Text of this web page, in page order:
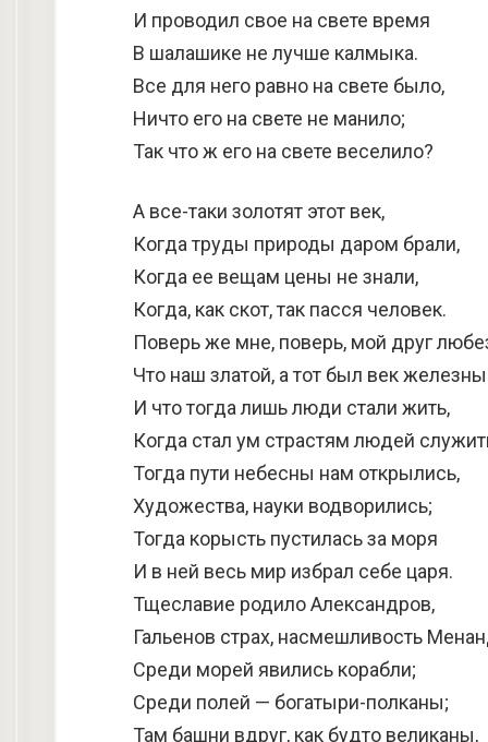
И проводил свое на свете время
В шалашике не лучше калмыка.
Все для него равно на свете было,
Ничто его на свете не манило;
Так что ж его на свете веселило?
А все-таки золотят этот век,
Когда труды природы даром брали,
Когда ее вещам цены не знали,
Когда, как скот, так пасся человек.
Поверь же мне, поверь, мой друг
Что наш златой, а тот был век
И что тогда лишь люди стали жить,
Когда стал ум страстям людей
Тогда пути небесны нам открылись,
Художества, науки водворились;
Тогда корысть пустилась за моря
И в ней весь мир избрал себе царя.
Тщеславие родило Александров,
Гальенов страх, насмешливость
Среди морей явились корабли;
Среди полей — богатыри-полканы;
Там башни вдруг, как будто великаны,